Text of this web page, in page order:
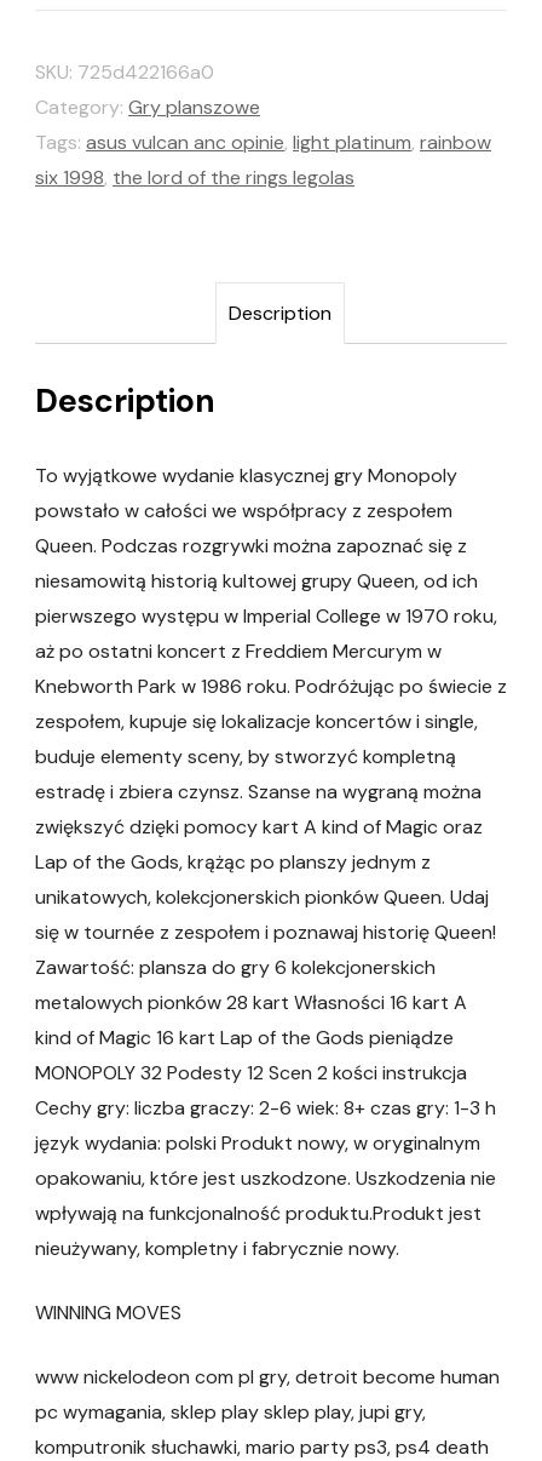
SKU: 725d422166a0
Category: Gry planszowe
Tags: asus vulcan anc opinie, light platinum, rainbow
six 1998, the lord of the rings legolas
Description
Description
To wyjątkowe wydanie klasycznej gry Monopoly
powstało w całości we współpracy z zespołem
Queen. Podczas rozgrywki można zapoznać się z
niesamowitą historią kultowej grupy Queen, od ich
pierwszego występu w Imperial College w 1970 roku,
aż po ostatni koncert z Freddiem Mercurym w
Knebworth Park w 1986 roku. Podróżując po świecie z
zespołem, kupuje się lokalizacje koncertów i single,
buduje elementy sceny, by stworzyć kompletną
estradę i zbiera czynsz. Szanse na wygraną można
zwiększyć dzięki pomocy kart A kind of Magic oraz
Lap of the Gods, krążąc po planszy jednym z
unikatowych, kolekcjonerskich pionków Queen. Udaj
się w tournée z zespołem i poznawaj historię Queen!
Zawartość: plansza do gry 6 kolekcjonerskich
metalowych pionków 28 kart Własności 16 kart A
kind of Magic 16 kart Lap of the Gods pieniądze
MONOPOLY 32 Podesty 12 Scen 2 kości instrukcja
Cechy gry: liczba graczy: 2-6 wiek: 8+ czas gry: 1-3 h
język wydania: polski Produkt nowy, w oryginalnym
opakowaniu, które jest uszkodzone. Uszkodzenia nie
wpływają na funkcjonalność produktu.Produkt jest
nieużywany, kompletny i fabrycznie nowy.
WINNING MOVES
www nickelodeon com pl gry, detroit become human
pc wymagania, sklep play sklep play, jupi gry,
komputronik słuchawki, mario party ps3, ps4 death